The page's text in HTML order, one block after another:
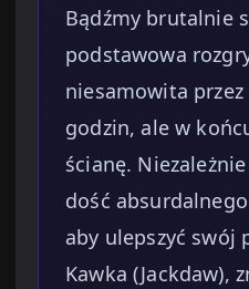
Bądźmy brutalnie
podstawowa
niesamowita
godzin, ale w
ścianę.
dość
aby ulepszyć swój
Kawka (Jackdaw),